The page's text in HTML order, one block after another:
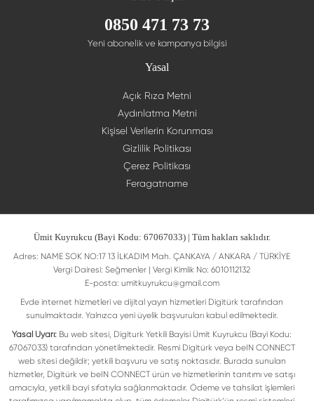
0850 471 73 73
Yeni abonelik ve kampanya bilgisi
Yasal
Açık Rıza Metni
Aydınlatma Metni
Kişisel Verilerin Korunması
Gizlilik Politikası
Çerez Politikası
Feragatname
Ümit Kuyrukcu (Bayi Kodu: 67067033) | Tüm hakları saklıdır.
Adres: NAME SOK NO:17 13 İLKADIM Mah. ÇANKAYA / ANKARA / TÜRKİYE
Vergi Dairesi: Seğmenler | Vergi Kimlik No: 6010112132
E-posta: umitkuyrukcu@gmail.com
Evde internet hizmetleri ve dijital yayın hizmetleri Digitürk tarafından
sunulmaktadır. Yalnızca yeni üyelik başvuruları kabul edilmektedir.
Yasal Uyarı: Bu web sitesi, Digiturk Yetkili Bayisi Ümit Kuyrukcu (Bayi Kodu:
67067033) tarafından yönetilmektedir. Resmi Digitürk veya beIN CONNECT
web sitesi değildir; yetkili başvuru ve satış noktasıdır. Burada sunulan
hizmetler, Digitürk ve beIN CONNECT ürün ve hizmetlerinin tanıtımı ve satışı
amacıyla, yetkili bayi sıfatıyla sağlanmaktadır. Ödeme ve tahsilat işlemleri